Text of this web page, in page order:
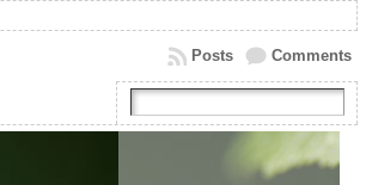
Comments
Posts